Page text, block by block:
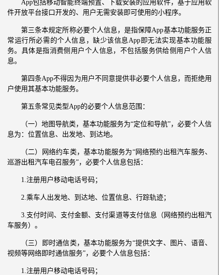
App包括移动智能终端预置、下载安装的应用软件，基于应用软
件开放平台接口开发的、用户无需安装即可使用的小程序。
第三条本规定所称必要个人信息，是指保障App基本功能服务正
常运行所必需的个人信息，缺少该信息App即无法实现基本功能服
务。具体是指消费侧用户个人信息，不包括服务供给侧用户个人信
息。
第四条App不得因为用户不同意提供非必要个人信息，而拒绝用
户使用其基本功能服务。
第五条常见类型App的必要个人信息范围：
（一）地图导航类，基本功能服务为“定位和导航”，必要个人信
息为：位置信息、出发地、到达地。
（二）网络约车类，基本功能服务为“网络预约出租汽车服务、
巡游出租汽车电召服务”，必要个人信息包括：
1.注册用户移动电话号码；
2.乘车人出发地、到达地、位置信息、行踪轨迹；
3.支付时间、支付金额、支付渠道等支付信息（网络预约出租汽
车服务）。
（三）即时通信类，基本功能服务为“提供文字、图片、语音、
视频等网络即时通信服务”，必要个人信息包括：
1.注册用户移动电话号码；